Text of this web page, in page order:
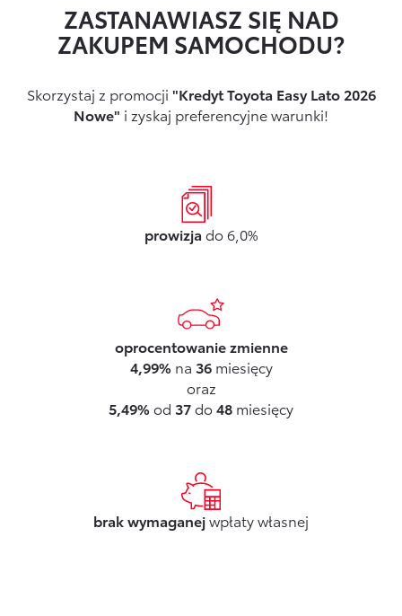
Bezpieczeństwo
Wirtualny Doradca
ZASTANAWIASZ SIĘ NAD
ZAKUPEM SAMOCHODU?
Skorzystaj z promocji "Kredyt Toyota Easy Lato 2026
Nowe" i zyskaj preferencyjne warunki!
prowizja do 6,0%
oprocentowanie zmienne
4,99% na 36miesięcy
oraz
5,49% od 37do48 miesięcy
brak wymaganejwpłaty własnej